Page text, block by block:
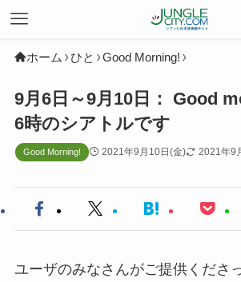
ホーム ひと Good Morning!
9月6日～9月10日： Good
6時のシアトルです
Good Morning! 2021年9月10日(金) 2021年9
ユーザのみなさんがご提供くださ